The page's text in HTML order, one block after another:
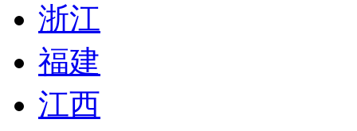
浙江
福建
江西